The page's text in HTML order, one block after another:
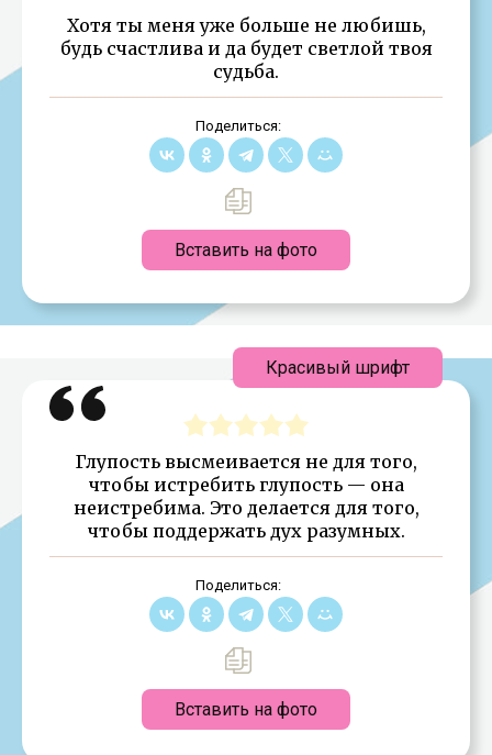
Хотя ты меня уже больше не любишь,
будь счастлива и да будет светлой твоя
судьба.
Поделиться:
Вставить на фото
Глупость высмеивается не для того,
чтобы истребить глупость — она
неистребима. Это делается для того,
чтобы поддержать дух разумных.
Поделиться:
Вставить на фото
Красивый шрифт